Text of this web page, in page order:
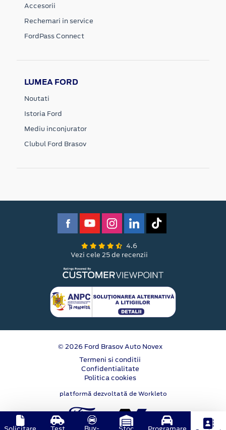
Accesorii
Rechemari in service
FordPass Connect
LUMEA FORD
Noutati
Istoria Ford
Mediu inconjurator
Clubul Ford Brasov
4.6
Vezi cele 25 de recenzii
© 2026 Ford Brasov Auto Novex
Termeni si conditii
Confidentialitate
Politica cookies
platformă dezvoltată de Workleto